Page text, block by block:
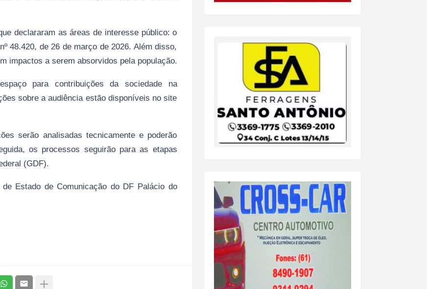
declararam as áreas de interesse público: o
48.420, de 26 de março de 2026. Além disso,
impactos a serem absorvidos pela população.
para contribuições da sociedade na
sobre a audiência estão disponíveis no site
serão analisadas tecnicamente e poderão
os processos seguirão para as etapas
(GDF).
Estado de Comunicação do DF Palácio do